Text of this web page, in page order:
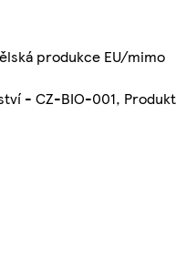
produkce EU/mimo
- CZ-BIO-001, Produkt